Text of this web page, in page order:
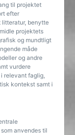
til projektet
efter
litteratur, benytte
projektets
og mundtligt
måde
og andre
vurdere
relevant faglig,
kontekst samt i
anvendes til